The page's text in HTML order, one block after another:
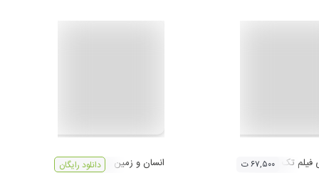
تک تیرانداز
۶۷,۵۰۰ ت انسان و زمین دانلود رایگان